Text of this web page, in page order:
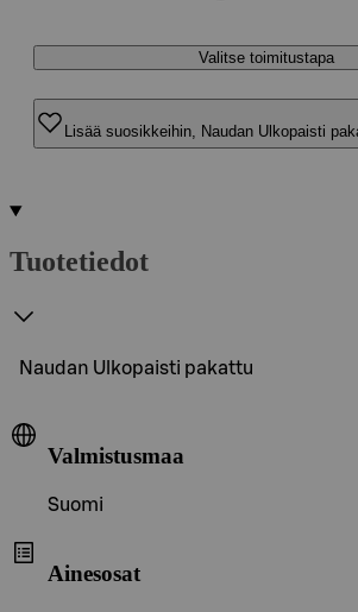
Valitse toimitustapa
Lisää suosikkeihin, Naudan Ulkopaisti
Tuotetiedot
Naudan Ulkopaisti pakattu
Valmistusmaa
Suomi
Ainesosat